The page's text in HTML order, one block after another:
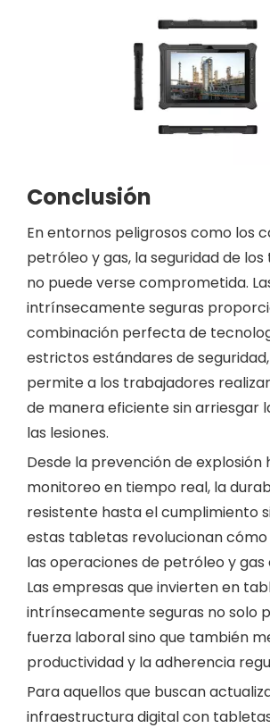
Conclusión
En entornos peligrosos como los
petróleo y gas, la seguridad de
no puede verse comprometida.
intrínsecamente seguras
combinación perfecta de
estrictos estándares de
permite a los trabajadores
de manera eficiente sin arriesgar
las lesiones.
Desde la prevención de explosión
monitoreo en tiempo real, la
resistente hasta el cumplimiento
estas tabletas revolucionan
las operaciones de petróleo y gas
Las empresas que invierten en
intrínsecamente seguras no solo
fuerza laboral sino que también
productividad y la adherencia
Para aquellos que buscan
infraestructura digital con